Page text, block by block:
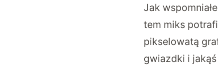
Jak
tem miks
pikselowatą
gwiazdki i